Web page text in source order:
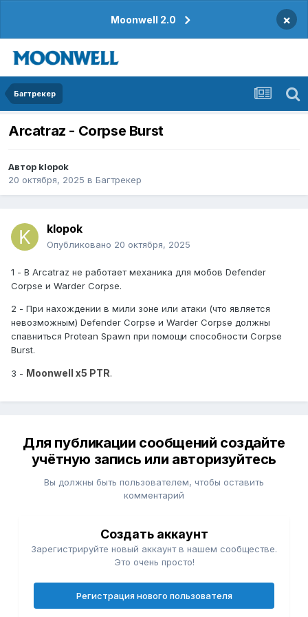
Moonwell 2.0 ×
Багтрекер
Arcatraz - Corpse Burst
Автор klopok
20 октября, 2025 в Багтрекер
klopok
Опубликовано 20 октября, 2025
1 - В Arcatraz не работает механика для мобов Defender
Corpse и Warder Corpse.
2 - При нахождении в мили зоне или атаки (что является
невозможным) Defender Corpse и Warder Corpse должны
спавниться Protean Spawn при помощи способности Corpse
Burst.
3 - Moonwell x5 PTR.
Для публикации сообщений создайте
учётную запись или авторизуйтесь
Вы должны быть пользователем, чтобы оставить
комментарий
Создать аккаунт
Зарегистрируйте новый аккаунт в нашем сообществе.
Это очень просто!
Регистрация нового пользователя